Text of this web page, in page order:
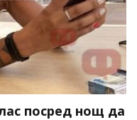
посред нощ да